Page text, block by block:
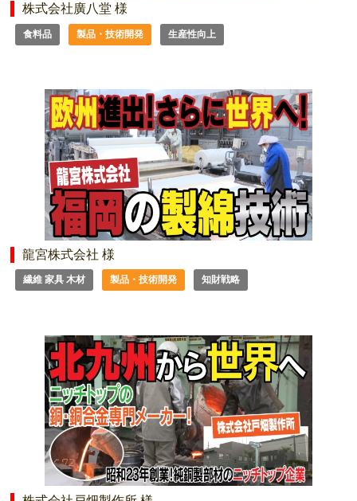
株式会社廣八堂 様
食料品 製品・技術開発 生産性向上
龍宮株式会社 様
繊維 家具 木材 製品・技術開発 知財戦略